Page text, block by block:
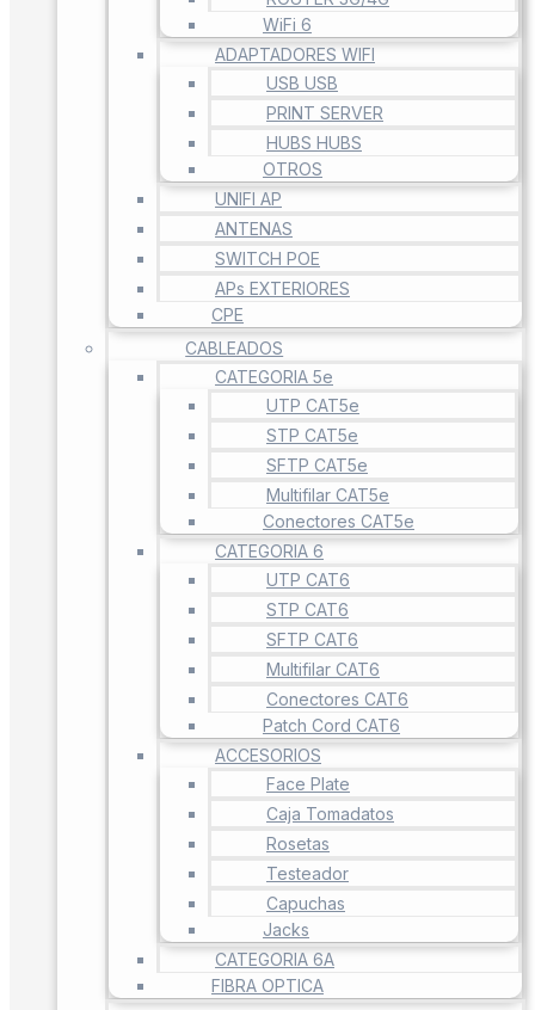
WiFi 6
ADAPTADORES WIFI
USB USB
PRINT SERVER
HUBS HUBS
OTROS
UNIFI AP
ANTENAS
SWITCH POE
APs EXTERIORES
CPE
CABLEADOS
CATEGORIA 5e
UTP CAT5e
STP CAT5e
SFTP CAT5e
Multifilar CAT5e
Conectores CAT5e
CATEGORIA 6
UTP CAT6
STP CAT6
SFTP CAT6
Multifilar CAT6
Conectores CAT6
Patch Cord CAT6
ACCESORIOS
Face Plate
Caja Tomadatos
Rosetas
Testeador
Capuchas
Jacks
CATEGORIA 6A
FIBRA OPTICA